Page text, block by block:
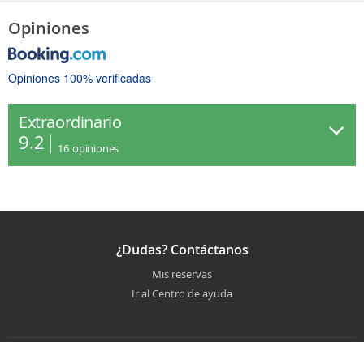
Opiniones
Opiniones 100% verificadas
Extraordinario
9.2 16 opiniones
¿Dudas? Contáctanos
Mis reservas
Ir al Centro de ayuda